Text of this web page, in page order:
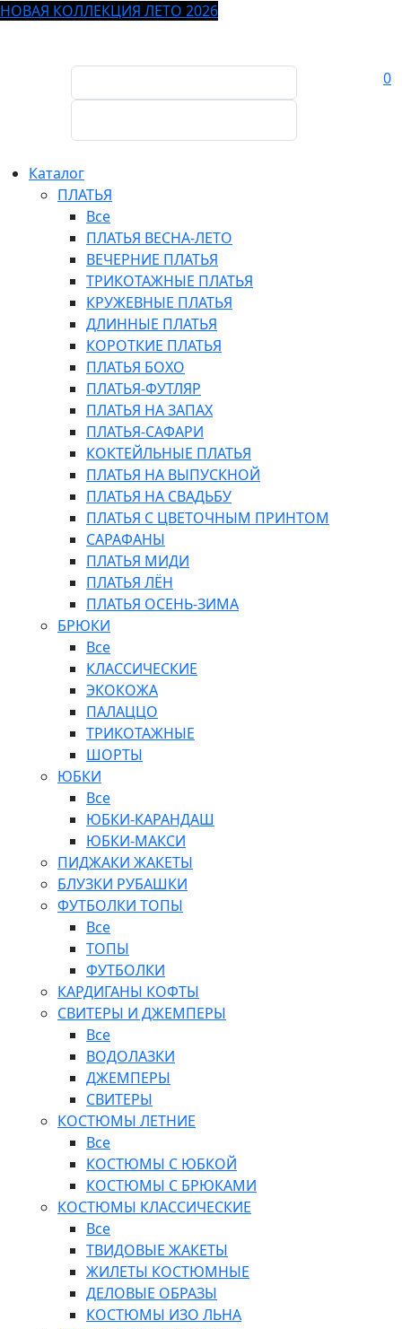
НОВАЯ КОЛЛЕКЦИЯ ЛЕТО 2026
0
Каталог
ПЛАТЬЯ
Все
ПЛАТЬЯ ВЕСНА-ЛЕТО
ВЕЧЕРНИЕ ПЛАТЬЯ
ТРИКОТАЖНЫЕ ПЛАТЬЯ
КРУЖЕВНЫЕ ПЛАТЬЯ
ДЛИННЫЕ ПЛАТЬЯ
КОРОТКИЕ ПЛАТЬЯ
ПЛАТЬЯ БОХО
ПЛАТЬЯ-ФУТЛЯР
ПЛАТЬЯ НА ЗАПАХ
ПЛАТЬЯ-САФАРИ
КОКТЕЙЛЬНЫЕ ПЛАТЬЯ
ПЛАТЬЯ НА ВЫПУСКНОЙ
ПЛАТЬЯ НА СВАДЬБУ
ПЛАТЬЯ С ЦВЕТОЧНЫМ ПРИНТОМ
САРАФАНЫ
ПЛАТЬЯ МИДИ
ПЛАТЬЯ ЛЁН
ПЛАТЬЯ ОСЕНЬ-ЗИМА
БРЮКИ
Все
КЛАССИЧЕСКИЕ
ЭКОКОЖА
ПАЛАЦЦО
ТРИКОТАЖНЫЕ
ШОРТЫ
ЮБКИ
Все
ЮБКИ-КАРАНДАШ
ЮБКИ-МАКСИ
ПИДЖАКИ ЖАКЕТЫ
БЛУЗКИ РУБАШКИ
ФУТБОЛКИ ТОПЫ
Все
ТОПЫ
ФУТБОЛКИ
КАРДИГАНЫ КОФТЫ
СВИТЕРЫ И ДЖЕМПЕРЫ
Все
ВОДОЛАЗКИ
ДЖЕМПЕРЫ
СВИТЕРЫ
КОСТЮМЫ ЛЕТНИЕ
Все
КОСТЮМЫ С ЮБКОЙ
КОСТЮМЫ С БРЮКАМИ
КОСТЮМЫ КЛАССИЧЕСКИЕ
Все
ТВИДОВЫЕ ЖАКЕТЫ
ЖИЛЕТЫ КОСТЮМНЫЕ
ДЕЛОВЫЕ ОБРАЗЫ
КОСТЮМЫ ИЗО ЛЬНА